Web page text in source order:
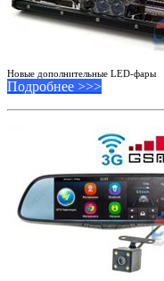
Новые дополнительные LED-фары
Подробнее >>>